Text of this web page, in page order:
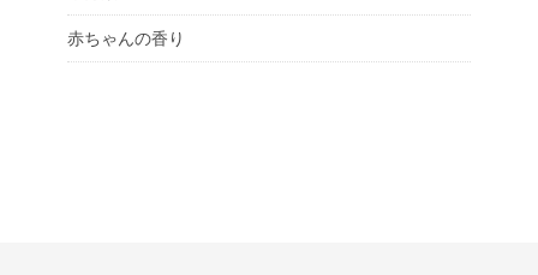
赤ちゃんの香り